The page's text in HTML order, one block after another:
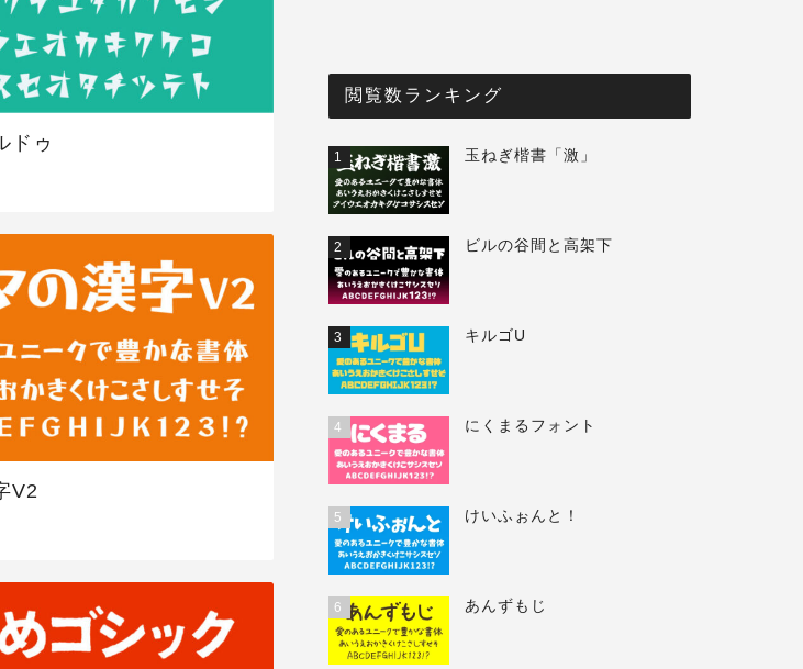
ドゥ
V2
閲覧数ランキング
1 玉ねぎ楷書「激」
2 ビルの谷間と高架下
3 キルゴU
4 にくまるフォント
5 けいふぉんと！
6 あんずもじ